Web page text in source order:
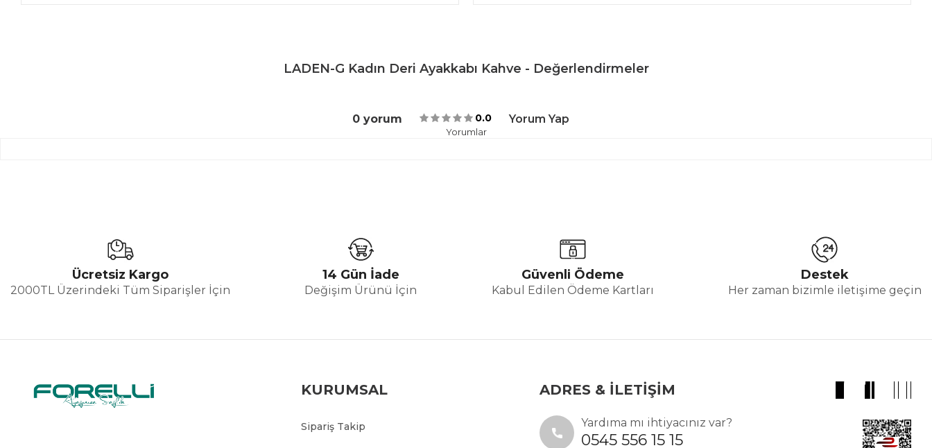
LADEN-G Kadın Deri Ayakkabı Kahve - Değerlendirmeler
0 yorum 0.0 Yorum Yap
Yorumlar
Ücretsiz Kargo
2000TL Üzerindeki Tüm Siparişler İçin
14 Gün İade
Değişim Ürünü İçin
Güvenli Ödeme
Kabul Edilen Ödeme Kartları
Destek
Her zaman bizimle iletişime geçin
KURUMSAL
Sipariş Takip
ADRES & İLETİŞİM
Yardıma mı ihtiyacınız var?
0545 556 15 15